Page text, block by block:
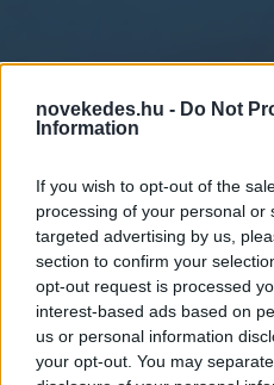
novekedes.hu - Do Not
Information
If you wish to opt-out of the
processing of your personal or
targeted advertising by us,
section to confirm your
opt-out request is processed
interest-based ads based on
us or personal information
your opt-out. You may
Fiatalok
meg az
társaság
ELEMZÉSEK 2021. JÚN. 5. D.J.